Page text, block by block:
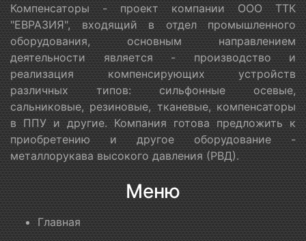
Компенсаторы - проект компании ООО ТТК
"ЕВРАЗИЯ", входящий в отдел промышленного
оборудования, основным направлением
деятельности является - производство и
реализация компенсирующих устройств
различных типов: сильфонные осевые,
сальниковые, резиновые, тканевые, компенсаторы
в ППУ и другие. Компания готова предложить к
приобретению и другое оборудование -
металлорукава высокого давления (РВД).
Меню
Главная